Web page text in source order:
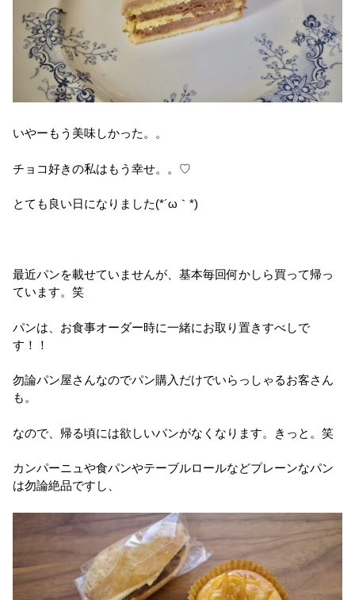
いやーもう美味しかった。。
チョコ好きの私はもう幸せ。。♡
とても良い日になりました(*´ω｀*)
最近パンを載せていませんが、基本毎回何かしら買って帰っ
ています。笑
パンは、お食事オーダー時に一緒にお取り置きすべしで
す！！
勿論パン屋さんなのでパン購入だけでいらっしゃるお客さん
も。
なので、帰る頃には欲しいパンがなくなります。きっと。笑
カンパーニュや食パンやテーブルロールなどプレーンなパン
は勿論絶品ですし、